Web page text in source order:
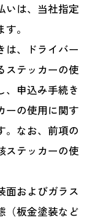
いは、当社指定
。
は、ドライバー
ステッカーの使
、申込み手続き
ーの使用に関す
。なお、前項の
ステッカーの使
面およびガラス
（板金塗装など